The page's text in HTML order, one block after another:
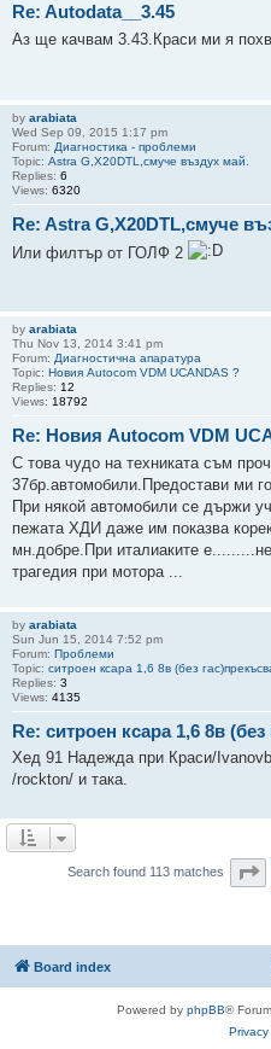
Re: Autodata__3.45
Аз ще качвам 3.43.Краси ми я
by arabiata
Wed Sep 09, 2015 1:17 pm
Forum: Диагностика - проблеми
Topic: Astra G,X20DTL,смуче въздух май.
Replies: 6
Views: 6320
Re: Astra G,X20DTL,смуче
Или филтър от ГОЛФ 2
by arabiata
Thu Nov 13, 2014 3:41 pm
Forum: Диагностична апаратура
Topic: Новия Autocom VDM UCANDAS ?
Replies: 12
Views: 18792
Re: Новия Autocom VDM
С това чудо на техниката съм
37бр.автомобили.Предостави ми
При някой автомобили се държи
пежата ХДИ даже им показва
мн.добре.При италиаките
трагедия при мотора ...
by arabiata
Sun Jun 15, 2014 7:52 pm
Forum: Проблеми
Topic: ситроен ксара 1,6 8в (без
Replies: 3
Views: 4135
Re: ситроен ксара 1,6 8в
Хед 91 Надежда при Краси/
/rockton/ и така.
Search found 113 matches
Board index
Powered by phpBB®
Privacy